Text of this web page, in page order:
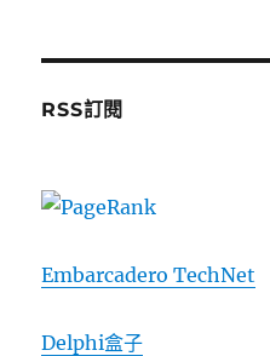
RSS訂閱
Embarcadero TechNet
Delphi盒子